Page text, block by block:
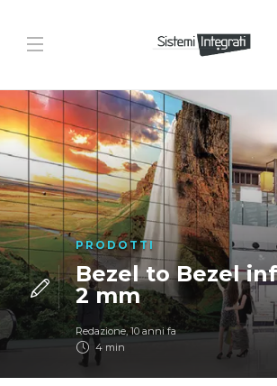
PRODOTTI
Bezel to Bezel
2 mm
Redazione, 10 anni fa
4 min